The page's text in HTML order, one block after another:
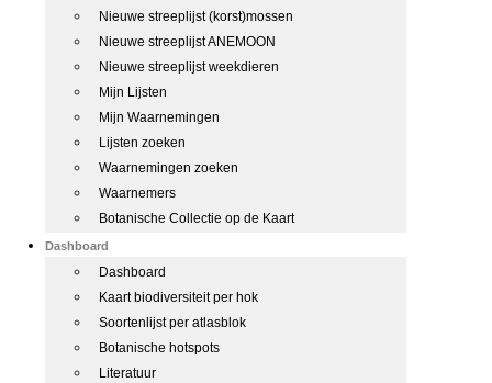
Nieuwe streeplijst (korst)mossen
Nieuwe streeplijst ANEMOON
Nieuwe streeplijst weekdieren
Mijn Lijsten
Mijn Waarnemingen
Lijsten zoeken
Waarnemingen zoeken
Waarnemers
Botanische Collectie op de Kaart
Dashboard
Dashboard
Kaart biodiversiteit per hok
Soortenlijst per atlasblok
Botanische hotspots
Literatuur